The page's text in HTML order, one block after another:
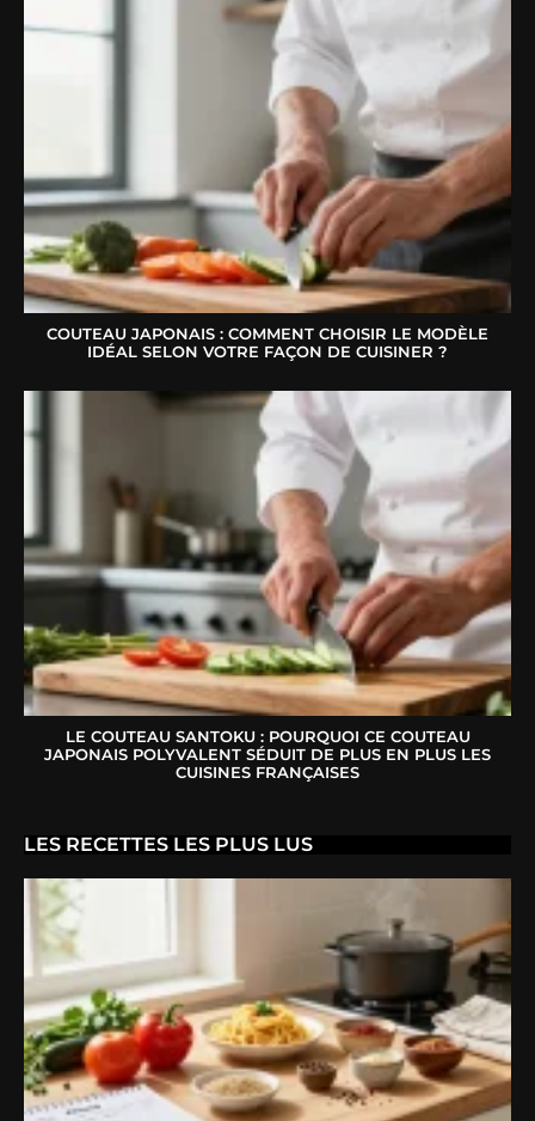
COUTEAU JAPONAIS : COMMENT CHOISIR LE MODÈLE
IDÉAL SELON VOTRE FAÇON DE CUISINER ?
LE COUTEAU SANTOKU : POURQUOI CE COUTEAU
JAPONAIS POLYVALENT SÉDUIT DE PLUS EN PLUS LES
CUISINES FRANÇAISES
LES RECETTES LES PLUS LUS